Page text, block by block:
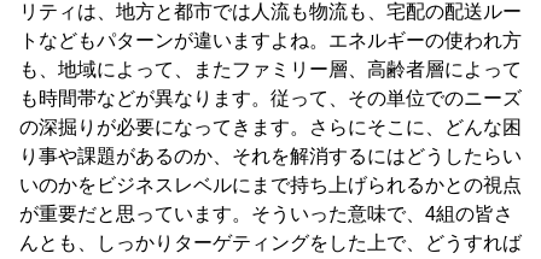
リティは、地方と都市では人流も物流も、宅配の配送ルー
トなどもパターンが違いますよね。エネルギーの使われ方
も、地域によって、またファミリー層、高齢者層によって
も時間帯などが異なります。従って、その単位でのニーズ
の深掘りが必要になってきます。さらにそこに、どんな困
り事や課題があるのか、それを解消するにはどうしたらい
いのかをビジネスレベルにまで持ち上げられるかとの視点
が重要だと思っています。そういった意味で、4組の皆さ
んとも、しっかりターゲティングをした上で、どうすれば